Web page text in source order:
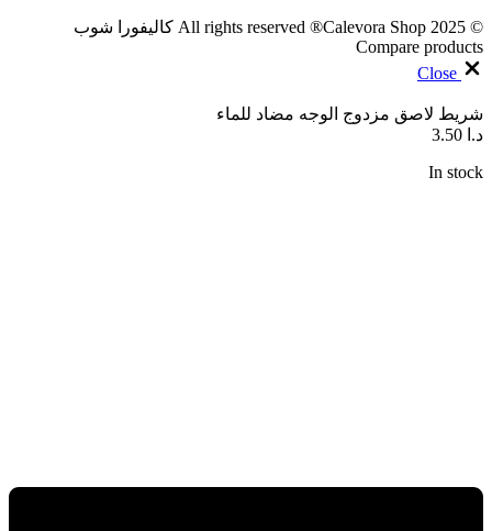
© 2025 All rights reserved ®Calevora Shop كاليفورا شوب
Compare products
Close
شريط لاصق مزدوج الوجه مضاد للماء
د.ا
In stock